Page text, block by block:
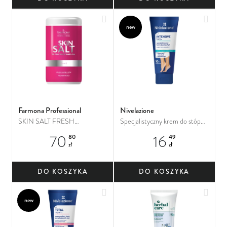
Farmona Professional
SKIN SALT FRESH
70 80
zł
DO KOSZYKA
Dodaj do ulubionych
new
Nivelazione
Specjalistyczny krem do stóp
16 49
zł
DO KOSZYKA
new
Dodaj do ulubionych